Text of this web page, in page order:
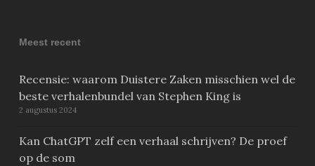
Meest recent
Recensie: waarom Duistere Zaken misschien wel de
beste verhalenbundel van Stephen King is
2 augustus 2024
Kan ChatGPT zelf een verhaal schrijven? De proef
op de som